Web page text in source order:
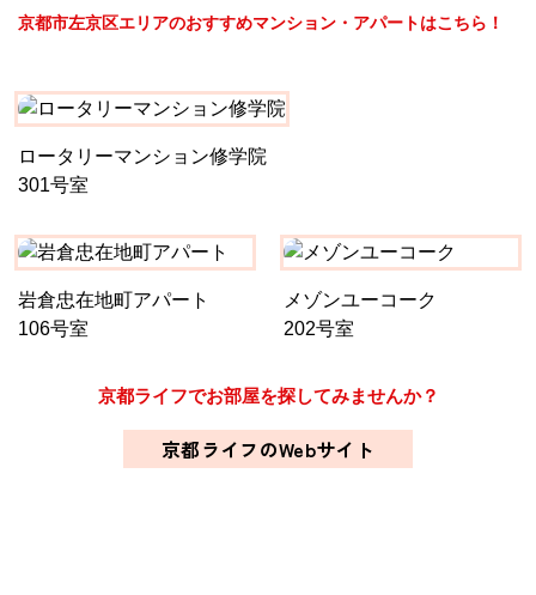
京都市左京区エリアのおすすめマンション・アパートはこちら！
ロータリーマンション修学院
301号室
岩倉忠在地町アパート
106号室
メゾンユーコーク
202号室
京都ライフでお部屋を探してみませんか？
京都ライフのWebサイト